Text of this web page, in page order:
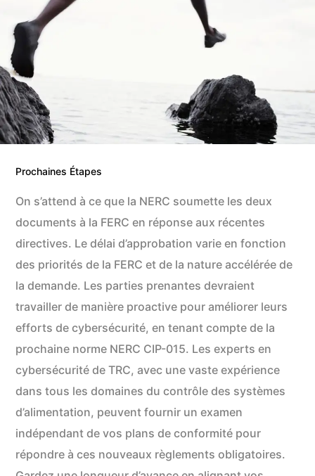
Prochaines Étapes
On s’attend à ce que la NERC soumette les deux
documents à la FERC en réponse aux récentes
directives. Le délai d’approbation varie en fonction
des priorités de la FERC et de la nature accélérée de
la demande. Les parties prenantes devraient
travailler de manière proactive pour améliorer leurs
efforts de cybersécurité, en tenant compte de la
prochaine norme NERC CIP-015. Les experts en
cybersécurité de TRC, avec une vaste expérience
dans tous les domaines du contrôle des systèmes
d’alimentation, peuvent fournir un examen
indépendant de vos plans de conformité pour
répondre à ces nouveaux règlements obligatoires.